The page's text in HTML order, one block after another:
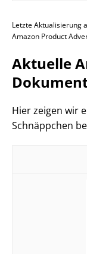
Letzte Aktualisierung
Amazon Product
Aktuelle
Hier zeigen wir
Schnäppchen